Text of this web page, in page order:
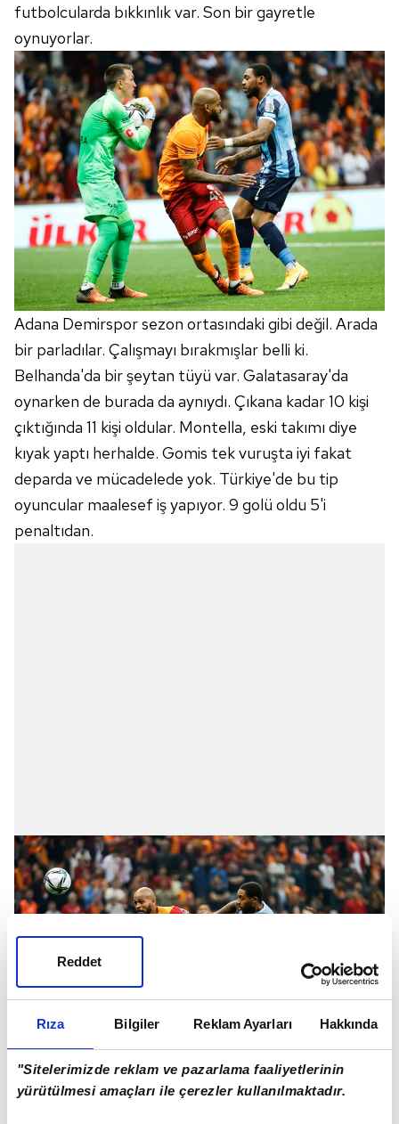
Rıza Bilgiler Reklam Ayarları Hakkında
"Sitelerimizde reklam ve pazarlama faaliyetlerinin
yürütülmesi amaçları ile çerezler kullanılmaktadır.
Reddet
futbolcularda bıkkınlık var. Son bir gayretle
oynuyorlar.
Adana Demirspor sezon ortasındaki gibi değil. Arada
bir parladılar. Çalışmayı bırakmışlar belli ki.
Belhanda'da bir şeytan tüyü var. Galatasaray'da
oynarken de burada da aynıydı. Çıkana kadar 10 kişi
çıktığında 11 kişi oldular. Montella, eski takımı diye
kıyak yaptı herhalde. Gomis tek vuruşta iyi fakat
deparda ve mücadelede yok. Türkiye'de bu tip
oyuncular maalesef iş yapıyor. 9 golü oldu 5'i
penaltıdan.